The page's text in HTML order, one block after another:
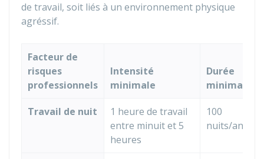
de travail, soit liés à un environnement physique
agréssif.
Facteur de
risques
professionnels
Intensité
minimale
Durée
minimale
Travail de nuit
1 heure de travail
entre minuit et 5
heures
100
nuits/an